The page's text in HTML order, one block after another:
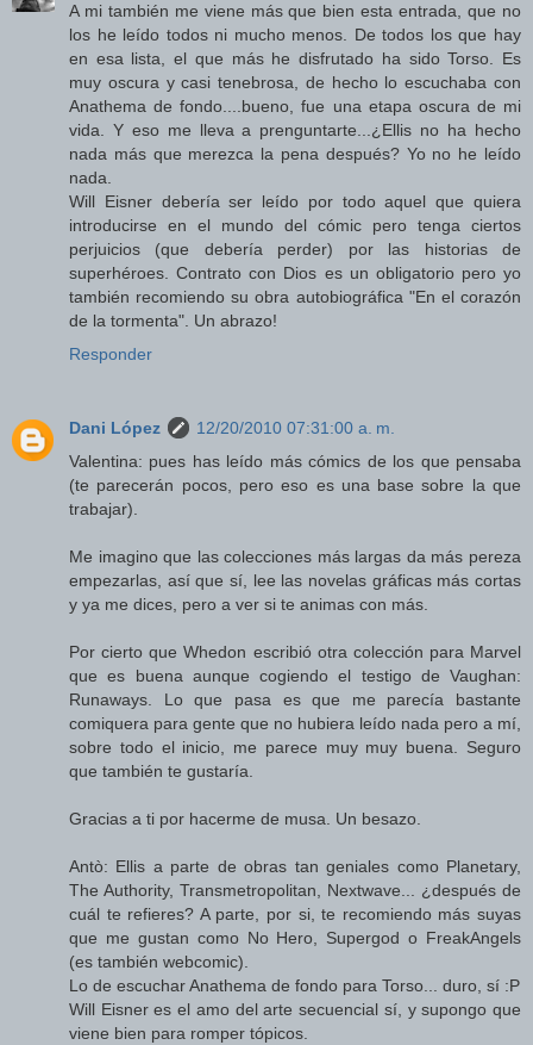
A mi también me viene más que bien esta entrada, que no
los he leído todos ni mucho menos. De todos los que hay
en esa lista, el que más he disfrutado ha sido Torso. Es
muy oscura y casi tenebrosa, de hecho lo escuchaba con
Anathema de fondo....bueno, fue una etapa oscura de mi
vida. Y eso me lleva a prenguntarte...¿Ellis no ha hecho
nada más que merezca la pena después? Yo no he leído
nada.
Will Eisner debería ser leído por todo aquel que quiera
introducirse en el mundo del cómic pero tenga ciertos
perjuicios (que debería perder) por las historias de
superhéroes. Contrato con Dios es un obligatorio pero yo
también recomiendo su obra autobiográfica "En el corazón
de la tormenta". Un abrazo!
Responder
Dani López
12/20/2010 07:31:00 a. m.
Valentina: pues has leído más cómics de los que pensaba
(te parecerán pocos, pero eso es una base sobre la que
trabajar).
Me imagino que las colecciones más largas da más pereza
empezarlas, así que sí, lee las novelas gráficas más cortas
y ya me dices, pero a ver si te animas con más.
Por cierto que Whedon escribió otra colección para Marvel
que es buena aunque cogiendo el testigo de Vaughan:
Runaways. Lo que pasa es que me parecía bastante
comiquera para gente que no hubiera leído nada pero a mí,
sobre todo el inicio, me parece muy muy buena. Seguro
que también te gustaría.
Gracias a ti por hacerme de musa. Un besazo.
Antò: Ellis a parte de obras tan geniales como Planetary,
The Authority, Transmetropolitan, Nextwave... ¿después de
cuál te refieres? A parte, por si, te recomiendo más suyas
que me gustan como No Hero, Supergod o FreakAngels
(es también webcomic).
Lo de escuchar Anathema de fondo para Torso... duro, sí :P
Will Eisner es el amo del arte secuencial sí, y supongo que
viene bien para romper tópicos.